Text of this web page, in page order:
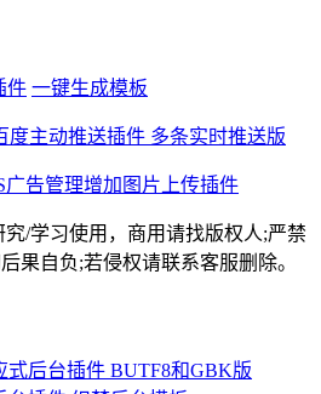
件 一键生成模板
度主动推送插件 多条实时推送版
广告管理增加图片上传插件
/学习使用，商用请找版权人;严禁
果自负;若侵权请联系客服删除。
式后台插件 BUTF8和GBK版